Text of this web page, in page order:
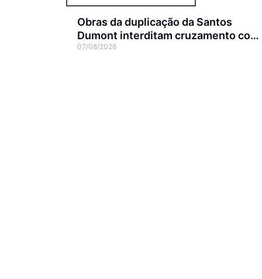
Obras da duplicação da Santos
Dumont interditam cruzamento com
a rua Otto Nass
07/08/2026